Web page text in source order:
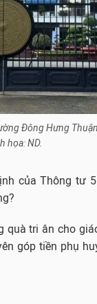
Đông Hưng
họa: ND.
của Thông tư
quà tri ân cho
góp tiền phụ